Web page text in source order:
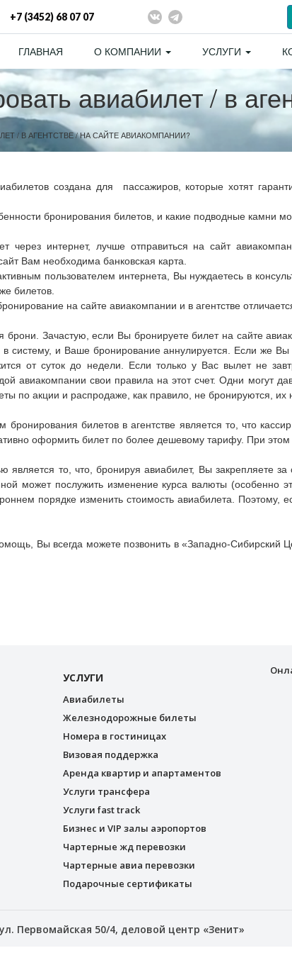
+7 (3452) 68 07 07
ГЛАВНАЯ О КОМПАНИИ УСЛУГИ
авиабилет / в
/ В АГЕНТСТВЕ / НА САЙТЕ АВИАКОМПАНИИ?
создана для пассажиров, которые хотят
бронирования билетов, и какие подводные камни
через интернет, лучше отправиться на сайт
Вам необходима банковская карта.
пользователем интернета, Вы нуждаетесь в
билетов.
на сайте авиакомпании и в агентстве
брони. Зачастую, если Вы бронируете билет на сайте
систему, и Ваше бронирование аннулируется. Если же Вы
от суток до недели. Если только у Вас вылет не
авиакомпании свои правила на этот счет. Одни могут
по акции и распродаже, как правило, не бронируются, их
билетов в агентстве является то, что
оформить билет по более дешевому тарифу. При
является то, что, бронируя авиабилет, Вы закрепляете
может послужить изменение курса валюты (особенно
порядке изменить стоимость авиабилета.
Вы всегда можете позвонить в «Западно-
УСЛУГИ
Авиабилеты
Железнодорожные билеты
Номера в гостиницах
Визовая поддержка
Аренда квартир и апартаментов
Услуги трансфера
Услуги fast track
Бизнес и VIP залы аэропортов
Чартерные жд перевозки
Чартерные авиа перевозки
Подарочные сертификаты
Первомайская 50/4, деловой центр «Зенит»